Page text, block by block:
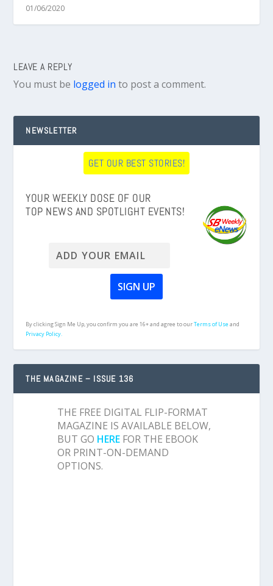
01/06/2020
LEAVE A REPLY
You must be logged in to post a comment.
NEWSLETTER
GET OUR BEST STORIES!
YOUR WEEKLY DOSE OF OUR
TOP NEWS AND SPOTLIGHT EVENTS!
By clicking Sign Me Up, you confirm you are 16+ and agree to ourTerms of Useand
Privacy Policy.
THE MAGAZINE – ISSUE 136
THE FREE DIGITAL FLIP-FORMAT
MAGAZINE IS AVAILABLE BELOW,
BUT GO HERE FOR THE EBOOK
OR PRINT-ON-DEMAND
OPTIONS.